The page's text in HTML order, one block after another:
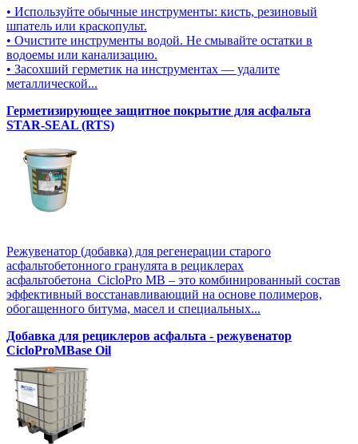
• Используйте обычные инструменты: кисть, резиновый
шпатель или краскопульт.
• Очистите инструменты водой. Не смывайте остатки в
водоемы или канализацию.
• Засохший герметик на инструментах — удалите
металлической...
Герметизирующее защитное покрытие для асфальта
STAR-SEAL (RTS)
Режувенатор (добавка) для регенерации старого
асфальтобетонного гранулята в рециклерах
асфальтобетона CicloPro MB – это комбинированный состав
эффективный восстанавливающий на основе полимеров,
обогащенного битума, масел и специальных...
Добавка для рециклеров асфальта - режувенатор
CicloProMBase Oil